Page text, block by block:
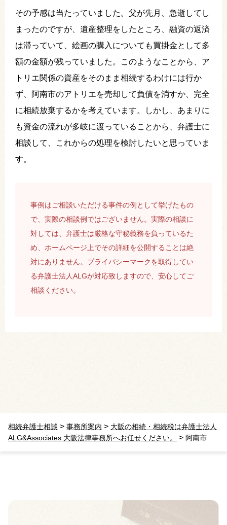
その予感は当たっていました。父が先月、急逝してし
まったのですが、遺産整理をしたところ、融資の返済
は滞っていて、絵画の購入についても買掛金として多
額の金額が残っていました。このようなことから、ア
トリエ関係の資産をそのまま相続するわけには行か
ず、阿南市のアトリエを売却して負債を消すか、完全
に相続放棄するかを考えています。しかし、あまりに
も資金の流れが多岐に渡っていることから、弁護士に
相談して、これからの処理を検討したいと思っていま
す。
事例はご相談いただける事件の例として挙げたもの
で、実際の相談例ではございません。実際の相談に
対しては、弁護士は厳格な守秘義務を負っているた
め、ホームページ上でその詳細を公開することは絶
対にありません。プライバシーマークを取得してい
る弁護士法人ALGが対応致しますので、安心してご
相談ください。
相続弁護士相談 > 事務所案内 > 大阪の相続・相続税は弁護士法人
ALG&Associates 大阪法律事務所へお任せください。
> 阿南市